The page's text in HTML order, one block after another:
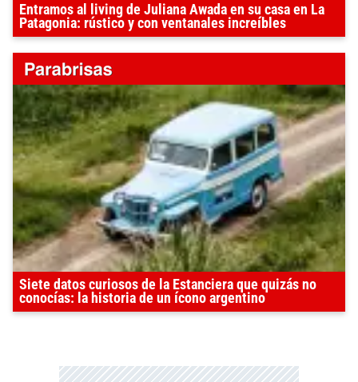
Entramos al living de Juliana Awada en su casa en La
Patagonia: rústico y con ventanales increíbles
Siete datos curiosos de la Estanciera que quizás no
conocías: la historia de un ícono argentino